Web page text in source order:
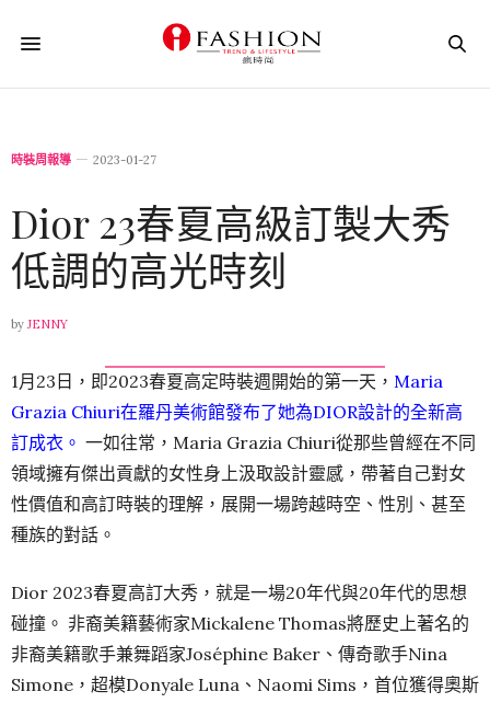
時裝周報導 2023-01-27
Dior 23春夏高級訂製大秀
低調的高光時刻
by JENNY
1月23日，即2023春夏高定時裝週開始的第一天， Maria
Grazia Chiuri在羅丹美術館發布了她為DIOR設計的全新高
訂成衣。 一如往常，Maria Grazia Chiuri從那些曾經在不同
領域擁有傑出貢獻的女性身上汲取設計靈感，帶著自己對女
性價值和高訂時裝的理解，展開一場跨越時空、性別、甚至
種族的對話。
Dior 2023春夏高訂大秀，就是一場20年代與20年代的思想
碰撞。 非裔美籍藝術家Mickalene Thomas將歷史上著名的
非裔美籍歌手兼舞蹈家Joséphine Baker、傳奇歌手Nina
Simone，超模Donyale Luna、Naomi Sims，首位獲得奧斯